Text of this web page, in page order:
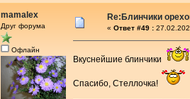
mamalex
Друг форума
Офлайн
Re:Блинчики
« Ответ #49 :
Вкуснейшие блинчики
Спасибо, Стеллочка!